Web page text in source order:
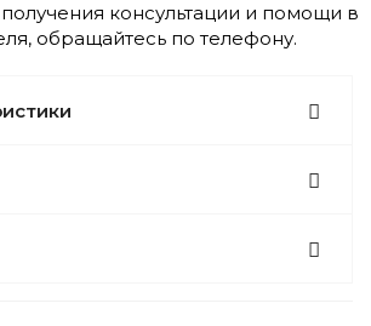
консультации и помощи в
обращайтесь по телефону.